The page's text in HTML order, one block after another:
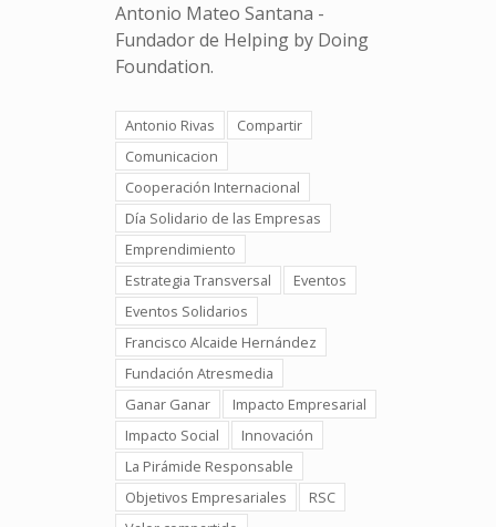
Antonio Mateo Santana -
Fundador de Helping by Doing
Foundation.
Antonio Rivas
Compartir
Comunicacion
Cooperación Internacional
Día Solidario de las Empresas
Emprendimiento
Estrategia Transversal
Eventos
Eventos Solidarios
Francisco Alcaide Hernández
Fundación Atresmedia
Ganar Ganar
Impacto Empresarial
Impacto Social
Innovación
La Pirámide Responsable
Objetivos Empresariales
RSC